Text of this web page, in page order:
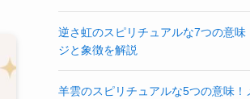
逆さ虹のスピリチュアルな7つの意味
ジと象徴を解説
羊雲のスピリチュアルな5つの意味！